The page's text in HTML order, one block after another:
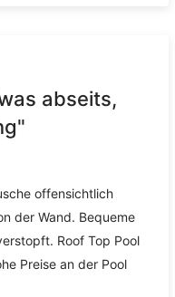
abseits,
offensichtlich
der Wand. Bequeme
Roof Top Pool
Preise an der Pool